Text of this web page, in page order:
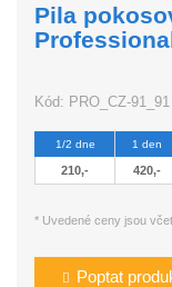
Pila
Kód: PRO_CZ-91_91
1/2 dne 1 den
210,- 420,-
* Uvedené ceny jsou
Poptat